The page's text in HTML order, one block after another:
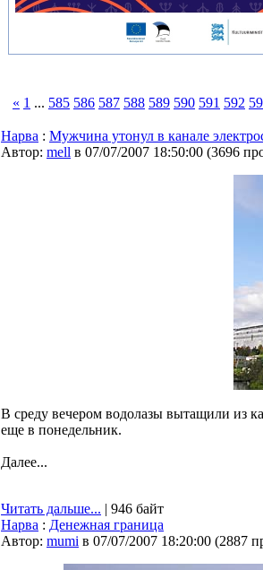
« 1 ... 585 586 587 588 589 590 591 592
Нарва : Мужчина утонул в канале
Автор: mell в 07/07/2007 18:50:00 (3696
В среду вечером водолазы вытащили из
еще в понедельник.
Далее...
Читать дальше... | 946 байт
Нарва : Денежная граница
Автор: mumi в 07/07/2007 18:20:00 (2887